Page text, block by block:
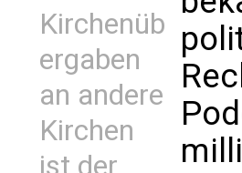
Kirchenüb
ergaben
an andere
Kirchen
ist der